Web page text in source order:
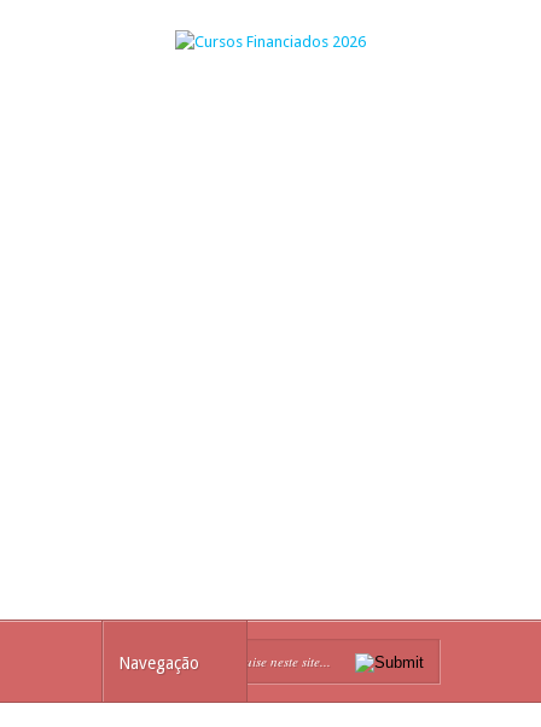
Navegação